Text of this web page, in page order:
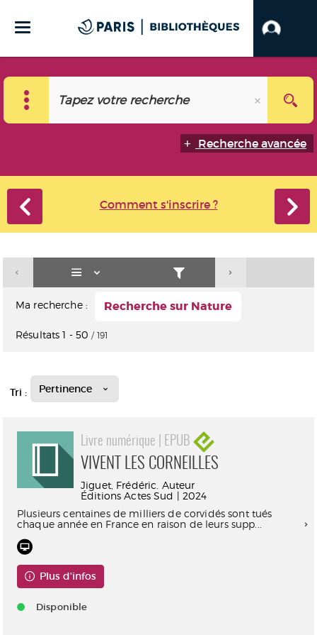
Recherche avancée
Comment s'inscrire ?
Ma recherche : Recherche sur Nature
Résultats1 - 50 / 191
Tri : Pertinence
Livre numérique | EPUB
VIVENT LES CORNEILLES
Jiguet, Frédéric. Auteur
Éditions Actes Sud | 2024
Plusieurs centaines de milliers de corvidés sont tués
chaque année en France en raison de leurs supp...
Plus d'infos
Disponible